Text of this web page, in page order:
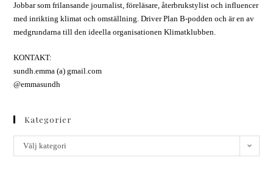
Jobbar som frilansande journalist, föreläsare, återbrukstylist och influencer
med inrikting klimat och omställning. Driver Plan B-podden och är en av
medgrundarna till den ideella organisationen Klimatklubben.
KONTAKT:
sundh.emma (a) gmail.com
@emmasundh
Kategorier
Välj kategori